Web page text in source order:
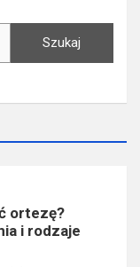
Szukaj
ortezę?
i rodzaje